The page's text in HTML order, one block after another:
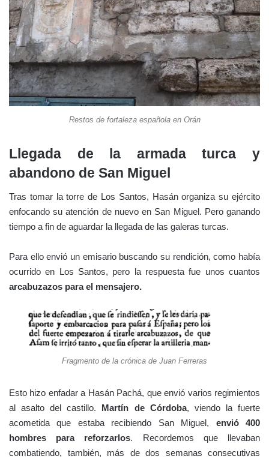
Restos de fortaleza española en Orán
Llegada de la armada turca y
abandono de San Miguel
Tras tomar la torre de Los Santos, Hasán organiza su ejército
enfocando su atención de nuevo en San Miguel. Pero ganando
tiempo a fin de aguardar la llegada de las galeras turcas.
Para ello envió un emisario buscando su rendición, como había
ocurrido en Los Santos, pero la respuesta fue unos cuantos
arcabuzazos para el mensajero.
Fragmento de la crónica de Juan Ferreras
Esto hizo enfadar a Hasán Pachá, que envió varios regimientos
al asalto del castillo. Martín de Córdoba, viendo la fuerte
acometida que estaba recibiendo San Miguel, envió 400
hombres para reforzarlos. Recordemos que llevaban
combatiendo, también, más de dos semanas consecutivas